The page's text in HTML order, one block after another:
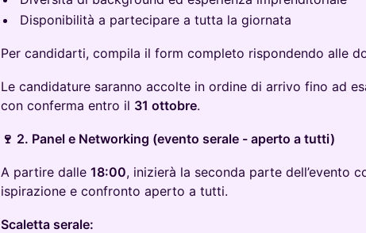
Disponibilità a partecipare a tutta la giornata
Per candidarti, compila il form completo rispondendo alle
Le candidature saranno accolte in ordine di arrivo fino ad
con conferma entro il 31 ottobre.
🍷 2. Panel e Networking (evento serale - aperto a tutti)
A partire dalle 18:00, inizierà la seconda parte dell’evento
ispirazione e confronto aperto a tutti.
Scaletta serale: